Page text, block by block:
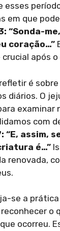
esses
em que
“Sonda-
coração…”
após
é
diários. O
examinar
com
“E, assim,
é…”
renovada,
se a
o
ocorreu.